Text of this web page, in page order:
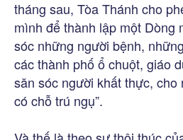
tháng sau, Tòa Thánh cho
mình để thành lập một Dòng
sóc những người bệnh,
các thành phố ổ chuột, giáo
săn sóc người khất thực,
có chỗ trú ngụ”.